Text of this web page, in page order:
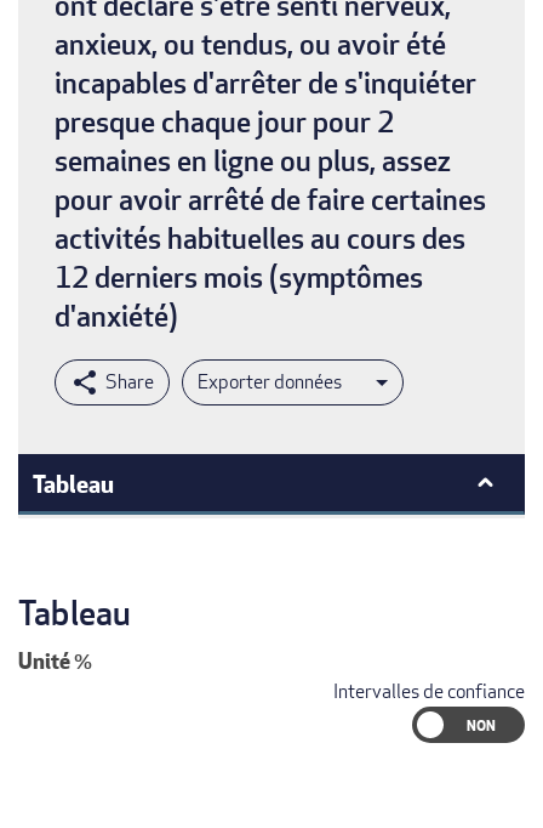
anxieux, ou tendus, ou avoir été
incapables d'arrêter de s'inquiéter
presque chaque jour pour 2
semaines en ligne ou plus, assez
pour avoir arrêté de faire certaines
activités habituelles au cours des
12 derniers mois (symptômes
d'anxiété)
Exporter données
Tableau
Tableau
Unité%
Intervalles de confiance